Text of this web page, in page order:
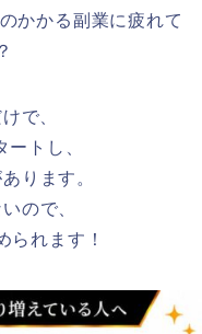
かかる副業に疲れて
で、
トし、
ります。
ので、
られます！